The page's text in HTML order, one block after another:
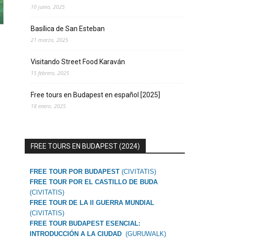
10 junio, 2025
Basílica de San Esteban
21 marzo, 2025
Visitando Street Food Karaván
15 febrero, 2025
Free tours en Budapest en español [2025]
18 enero, 2025
FREE TOURS EN BUDAPEST (2024)
FREE TOUR POR BUDAPEST (CIVITATIS)
FREE TOUR POR EL CASTILLO DE BUDA
(CIVITATIS)
FREE TOUR DE LA II GUERRA MUNDIAL
(CIVITATIS)
FREE TOUR BUDAPEST ESENCIAL:
INTRODUCCIÓN A LA CIUDAD (GURUWALK)